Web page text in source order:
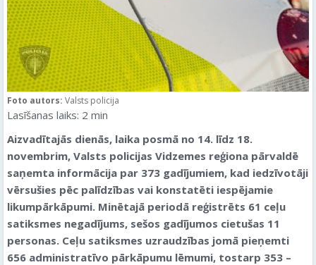
Foto autors: Valsts policija
Lasīšanas laiks: 2 min
Aizvadītajās dienās, laika posmā no 14. līdz 18.
novembrim, Valsts policijas Vidzemes reģiona pārvaldē
saņemta informācija par 373 gadījumiem, kad iedzīvotāji
vērsušies pēc palīdzības vai konstatēti iespējamie
likumpārkāpumi. Minētajā periodā reģistrēts 61 ceļu
satiksmes negadījums, sešos gadījumos cietušas 11
personas. Ceļu satiksmes uzraudzības jomā pieņemti
656 administratīvo pārkāpumu lēmumi, tostarp 353 –